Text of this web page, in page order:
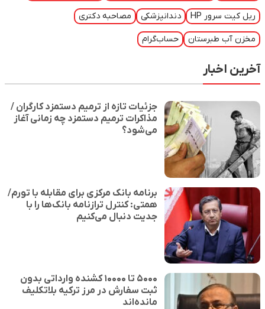
ریل کیت سرور HP دندانپزشکی مصاحبه دکتری
مخزن آب طبرستان حساب‌گرام
آخرین اخبار
جزئیات تازه از ترمیم دستمزد کارگران /
مذاکرات ترمیم دستمزد چه زمانی آغاز
می‌شود؟
برنامه بانک مرکزی برای مقابله با تورم/
همتی: کنترل ترازنامه بانک‌ها را با
جدیت دنبال می‌کنیم
۵۰۰۰ تا ۱۰۰۰۰ کشنده وارداتی بدون
ثبت سفارش در مرز ترکیه بلاتکلیف
مانده‌اند